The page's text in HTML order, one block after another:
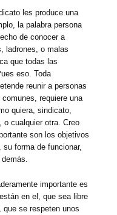
les produce una
la palabra persona
de conocer a
ladrones, o malas
que todas las
eso. Toda
reunir a personas
requiere una
quiera, sindicato,
o cualquier otra. Creo
son los objetivos
su forma de funcionar,
importante es
en el, que sea libre
se respeten unos